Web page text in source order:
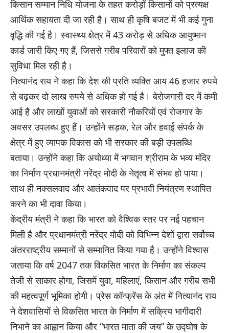
किसान सम्मान निधि योजना के तहत करोड़ों किसानों को प्रत्यक्ष
आर्थिक सहायता दी जा रही है। साथ ही कृषि बजट में भी कई गुना
वृद्धि की गई है। स्वास्थ्य क्षेत्र में 43 करोड़ से अधिक आयुष्मान
कार्ड जारी किए गए हैं, जिससे गरीब परिवारों को मुफ्त इलाज की
सुविधा मिल रही है।
नित्यानंद राय ने कहा कि देश की प्रति व्यक्ति आय 46 हजार रुपये
से बढ़कर दो लाख रुपये से अधिक हो गई है। बेरोजगारी दर में कमी
आई है और लाखों युवाओं को सरकारी नौकरियों एवं रोजगार के
अवसर उपलब्ध हुए हैं। उन्होंने सड़क, रेल और हवाई संपर्क के
क्षेत्र में हुए व्यापक विकास को भी सरकार की बड़ी उपलब्धि
बताया। उन्होंने कहा कि अयोध्या में भगवान श्रीराम के भव्य मंदिर
का निर्माण प्रधानमंत्री नरेंद्र मोदी के नेतृत्व में संभव हो पाया।
साथ ही नक्सलवाद और आतंकवाद पर प्रभावी नियंत्रण स्थापित
करने का भी दावा किया।
केंद्रीय मंत्री ने कहा कि भारत को वैश्विक स्तर पर नई पहचान
मिली है और प्रधानमंत्री नरेंद्र मोदी को विभिन्न देशों द्वारा सर्वोच्च
अंतरराष्ट्रीय सम्मानों से सम्मानित किया गया है। उन्होंने विश्वास
जताया कि वर्ष 2047 तक विकसित भारत के निर्माण का संकल्प
तेजी से साकार होगा, जिसमें युवा, महिलाएं, किसान और गरीब सभी
की महत्वपूर्ण भूमिका होगी। प्रेस कॉन्फ्रेंस के अंत में नित्यानंद राय
ने देशवासियों से विकसित भारत के निर्माण में सक्रिय भागीदारी
निभाने का आह्वान किया और “भारत माता की जय” के उद्घोष के